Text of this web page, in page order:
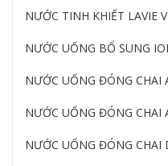
NƯỚC TINH KHIẾT LAVIE
NƯỚC UỐNG BỔ SUNG
NƯỚC UỐNG ĐÓNG CHAI
NƯỚC UỐNG ĐÓNG CHAI
NƯỚC UỐNG ĐÓNG CHAI